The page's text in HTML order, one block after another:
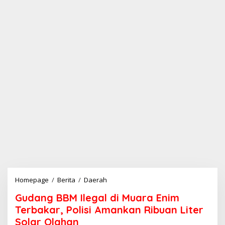
Homepage / Berita / Daerah
d
a
n
Gudang BBM Ilegal di Muara Enim
Terbakar, Polisi Amankan Ribuan Liter
Solar Olahan